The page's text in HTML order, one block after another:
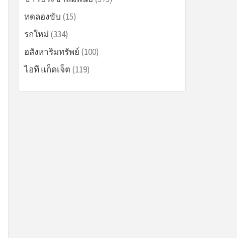
ทดลองขับ (15)
รถใหม่ (334)
อสังหาริมทรัพย์ (100)
ไอที แก็ดเจ็ต (119)